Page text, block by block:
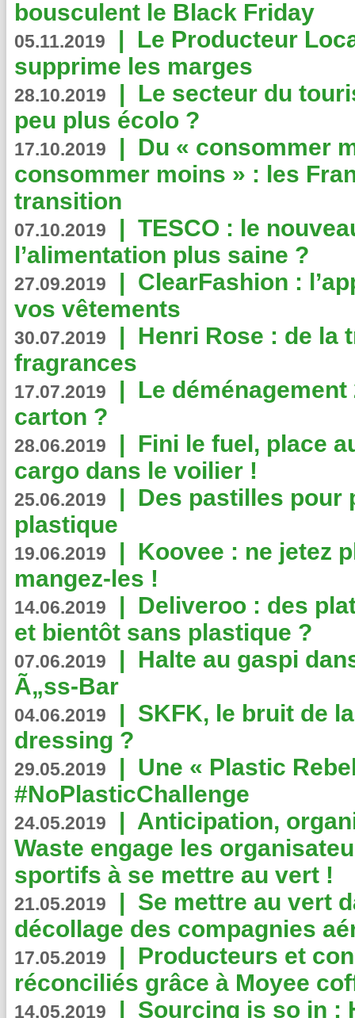
bousculent le Black Friday
05.11.2019 | Le Producteur
supprime les marges
28.10.2019 | Le secteur du
peu plus écolo ?
17.10.2019 | Du « consommer
consommer moins » : les
transition
07.10.2019 | TESCO : le
l’alimentation plus saine ?
27.09.2019 | ClearFashion :
vos vêtements
30.07.2019 | Henri Rose : de la
fragrances
17.07.2019 | Le
carton ?
28.06.2019 | Fini le fuel, place
cargo dans le voilier !
25.06.2019 | Des pastilles pour
plastique
19.06.2019 | Koovee : ne jetez
mangez-les !
14.06.2019 | Deliveroo : des
et bientôt sans plastique ?
07.06.2019 | Halte au gaspi
Ã„ss-Bar
04.06.2019 | SKFK, le bruit de
dressing ?
29.05.2019 | Une « Plastic
#NoPlasticChallenge
24.05.2019 | Anticipation,
Waste engage les
sportifs à se mettre au vert !
21.05.2019 | Se mettre au vert
décollage des compagnies
17.05.2019 | Producteurs et
réconciliés grâce à Moyee
14.05.2019 | Sourcing is so in :